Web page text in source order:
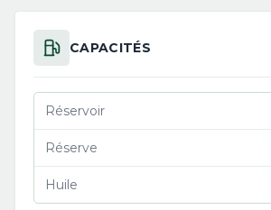
CAPACITÉS
Réservoir
Réserve
Huile